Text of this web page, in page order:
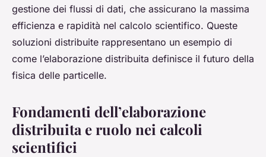
gestione dei flussi di dati, che assicurano la massima
efficienza e rapidità nel calcolo scientifico. Queste
soluzioni distribuite rappresentano un esempio di
come l’elaborazione distribuita definisce il futuro della
fisica delle particelle.
Fondamenti dell’elaborazione
distribuita e ruolo nei calcoli
scientifici